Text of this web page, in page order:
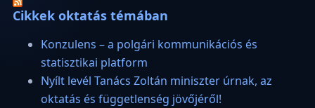
Cikkek oktatás témában
Konzulens – a polgári kommunikációs és
statisztikai platform
Nyílt levél Tanács Zoltán miniszter úrnak, az
oktatás és függetlenség jövőjéről!